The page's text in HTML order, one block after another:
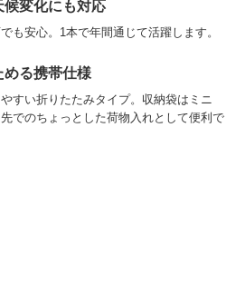
候変化にも対応
も安心。1本で年間通じて活躍します。
める携帯仕様
すい折りたたみタイプ。収納袋はミニ
でのちょっとした荷物入れとして便利で